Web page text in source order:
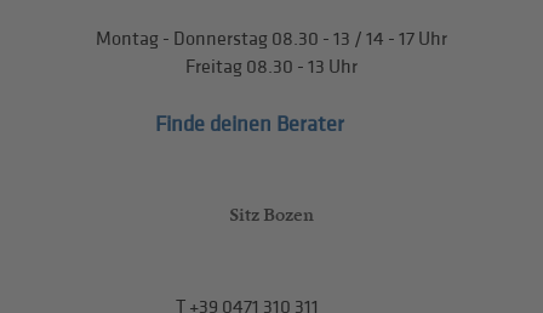
Montag - Donnerstag 08.30 - 13 / 14 - 17 Uhr
Freitag 08.30 - 13 Uhr
Finde deinen Berater
Sitz Bozen
T+39 0471 310 311